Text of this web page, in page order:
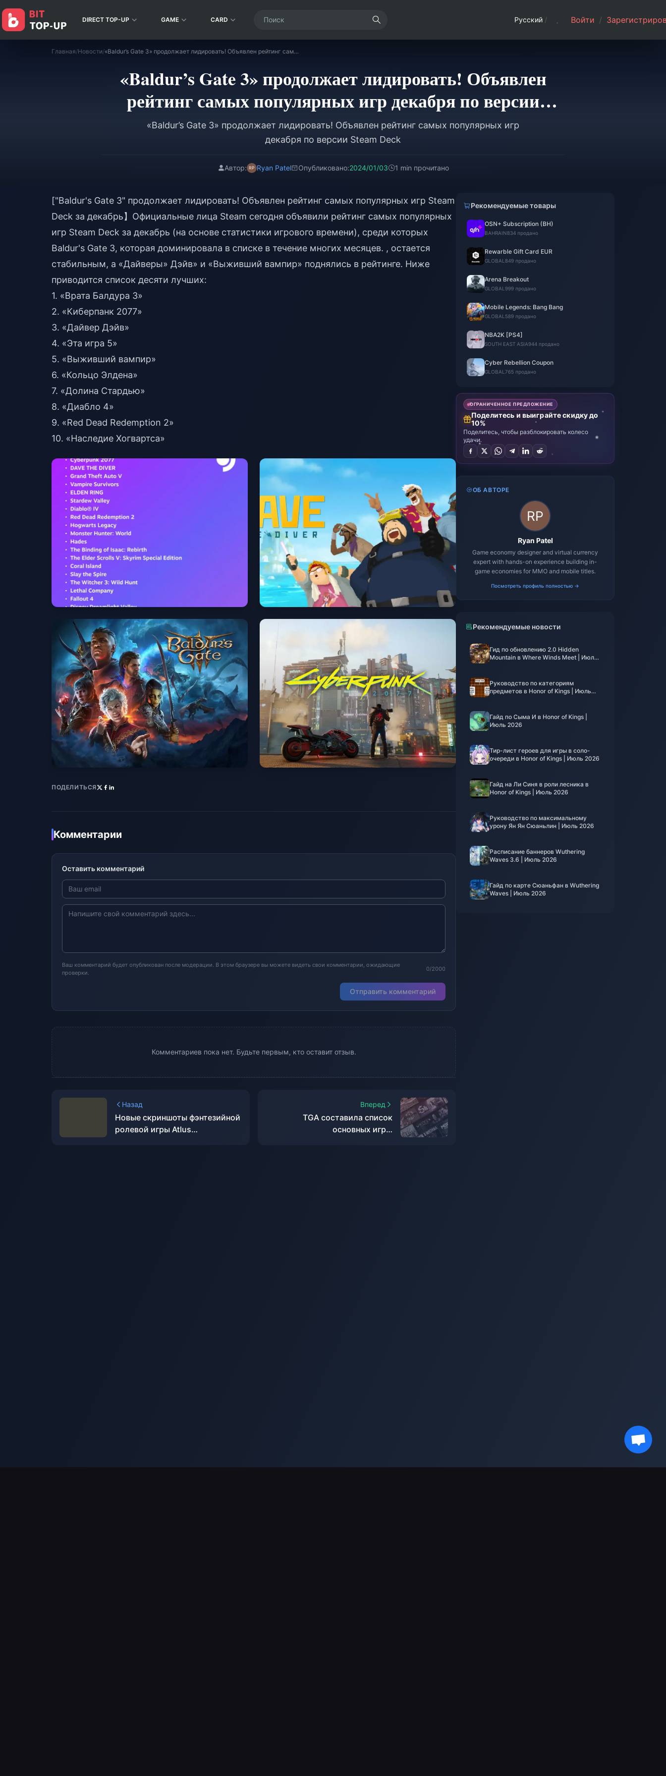
DIRECT TOP-UP GAME CARD Русский / Войти /
Главная/Новости/ «Baldur’s Gate 3» продолжает лидировать! Объявлен рейтинг самых популярных игр декабря по версии Steam Deck
«Baldur’s Gate 3» продолжает лидировать! Объявлен
рейтинг самых популярных игр декабря по версии
Steam Deck
«Baldur’s Gate 3» продолжает лидировать! Объявлен рейтинг самых популярных игр
декабря по версии Steam Deck
Автор: Ryan Patel Опубликовано:2024/01/03 1 min прочитано
["Baldur's Gate 3" продолжает лидировать! Объявлен рейтинг самых популярных игр Steam
Deck за декабрь】Официальные лица Steam сегодня объявили рейтинг самых популярных
игр Steam Deck за декабрь (на основе статистики игрового времени), среди которых
Baldur's Gate 3, которая доминировала в списке в течение многих месяцев. , остается
стабильным, а «Дайверы» Дэйв» и «Выживший вампир» поднялись в рейтинге. Ниже
приводится список десяти лучших:
1. «Врата Балдура 3»
2. «Киберпанк 2077»
3. «Дайвер Дэйв»
4. «Эта игра 5»
5. «Выживший вампир»
6. «Кольцо Элдена»
7. «Долина Стардью»
8. «Диабло 4»
9. «Red Dead Redemption 2»
10. «Наследие Хогвартса»
ПОДЕЛИТЬСЯ
Комментарии
Оставить комментарий
Ваш комментарий будет опубликован после модерации. В этом браузере вы можете видеть свои комментарии, ожидающие
проверки.
0/2000
Отправить комментарий
Комментариев пока нет. Будьте первым, кто оставит отзыв.
Назад
Новые скриншоты фэнтезийной
ролевой игры Atlus
Вперед
TGA составила список
основных игр с
Рекомендуемые товары
OSN+ Subscription (BH)
BAHRAIN834 продано
Rewarble Gift Card EUR
GLOBAL 849 продано
Arena Breakout
GLOBAL 999 продано
Mobile Legends: Bang Bang
GLOBAL 589 продано
NBA2K [PS4]
SOUTH EAST ASIA944 продано
Cyber Rebellion Coupon
GLOBAL 765 продано
ОГРАНИЧЕННОЕ ПРЕДЛОЖЕНИЕ
Поделитесь и выиграйте скидку до
10%
Поделитесь, чтобы разблокировать колесо
удачи.
ОБ АВТОРЕ
Ryan Patel
Game economy designer and virtual currency
expert with hands-on experience building in-
game economies for MMO and mobile titles.
Посмотреть профиль полностью →
Рекомендуемые новости
Гид по обновлению 2.0 Hidden
Mountain в Where Winds Meet | Июль
Руководство по категориям
предметов в Honor of Kings | Июль
Гайд по Сыма И в Honor of Kings |
Июль 2026
Тир-лист героев для игры в соло-
очереди в Honor of Kings | Июль 2026
Гайд на Ли Синя в роли лесника в
Honor of Kings | Июль 2026
Руководство по максимальному
урону Ян Ян Сюаньлин | Июль 2026
Расписание баннеров Wuthering
Waves 3.6 | Июль 2026
Гайд по карте Сюаньфан в Wuthering
Waves | Июль 2026